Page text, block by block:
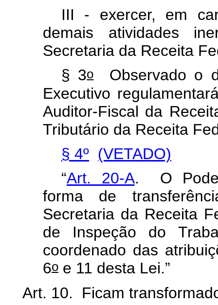
III
- exercer, em
demais
atividades
Secretaria da Receita
§ 3o Observado o
Executivo
Auditor-Fiscal da
Tributário da Receita
§ 4º (VETADO)
“Art. 20-A. O
forma
de
Secretaria da Receita
de
Inspeção do
coordenado das
6o e 11 desta Lei.”
Art. 10. Ficam